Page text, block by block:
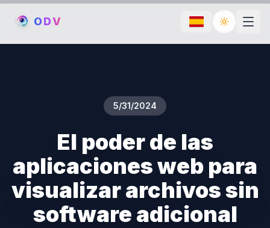
ODV Toggle
5/31/2024
El poder de las
aplicaciones web para
visualizar archivos sin
software adicional